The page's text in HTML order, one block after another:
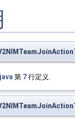
第 7行定义.